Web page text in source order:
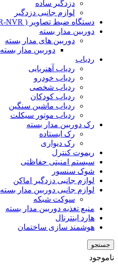
دزدگیر ساده
لوازم جانبی دزدگیر
دستگاه ضبط تصاویر ( DVR-NVR )
دوربین مدار بسته
دوربین های مدار بسته
دوربین مدار بسته AHD
ردیاب
ردیاب آهنربایی
ردیاب خودرو
ردیاب شخصی
ردیاب کودکان
ردیاب ماشین سنگین
ردیاب موتور سیکلت
رک دوربین مدار بسته
رک ایستاده
رک دیواری
ریموت کنترل
سیستم امنیتی حفاظتی
شوک سنسور
لوازم جانبی دزدگیر اماکن
لوازم جانبی دوربین مدار بسته
سوکت شبکه
منبع تغذیه دوربین مدار بسته
هارد اینترنال
هوشمند سازی ساختمان
جستجو
ناموجود